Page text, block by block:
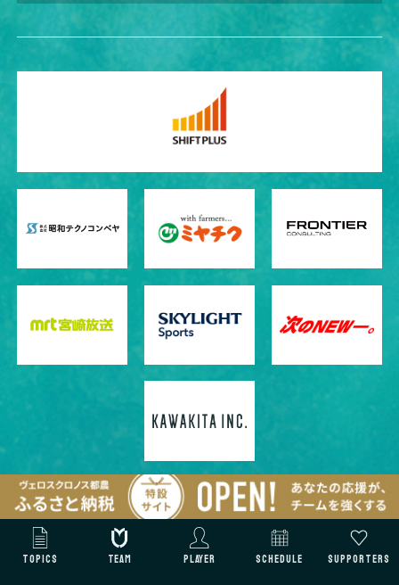
一覧へ
TOPICS TEAM PLAYER SCHEDULE SUPPORTERS